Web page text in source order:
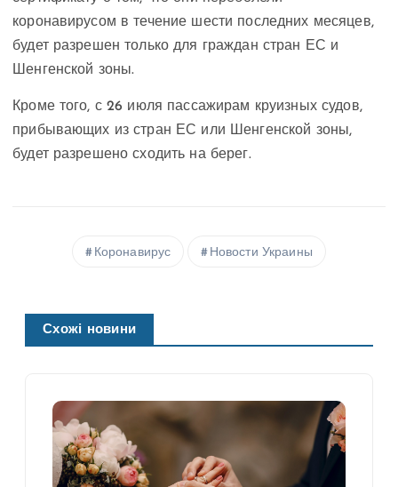
коронавирусом в течение шести последних месяцев,
будет разрешен только для граждан стран ЕС и
Шенгенской зоны.
Кроме того, с 26 июля пассажирам круизных судов,
прибывающих из стран ЕС или Шенгенской зоны,
будет разрешено сходить на берег.
Коронавирус Новости Украины
Схожі новини